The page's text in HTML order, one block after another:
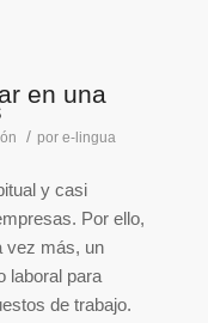
en una
/ por e-lingua
y casi
Por ello,
vez más, un
laboral para
de trabajo.